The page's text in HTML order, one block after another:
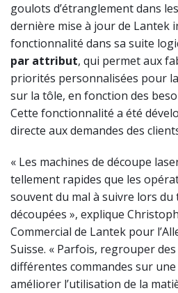
goulots d’étranglement dans
dernière mise à jour de Lantek
fonctionnalité dans sa suite
par attribut, qui permet aux
priorités personnalisées pour
sur la tôle, en fonction des
Cette fonctionnalité a été
directe aux demandes des
« Les machines de découpe
tellement rapides que les
souvent du mal à suivre lors du
découpées », explique
Commercial de Lantek pour
Suisse. « Parfois, regrouper
différentes commandes sur
améliorer l’utilisation de la